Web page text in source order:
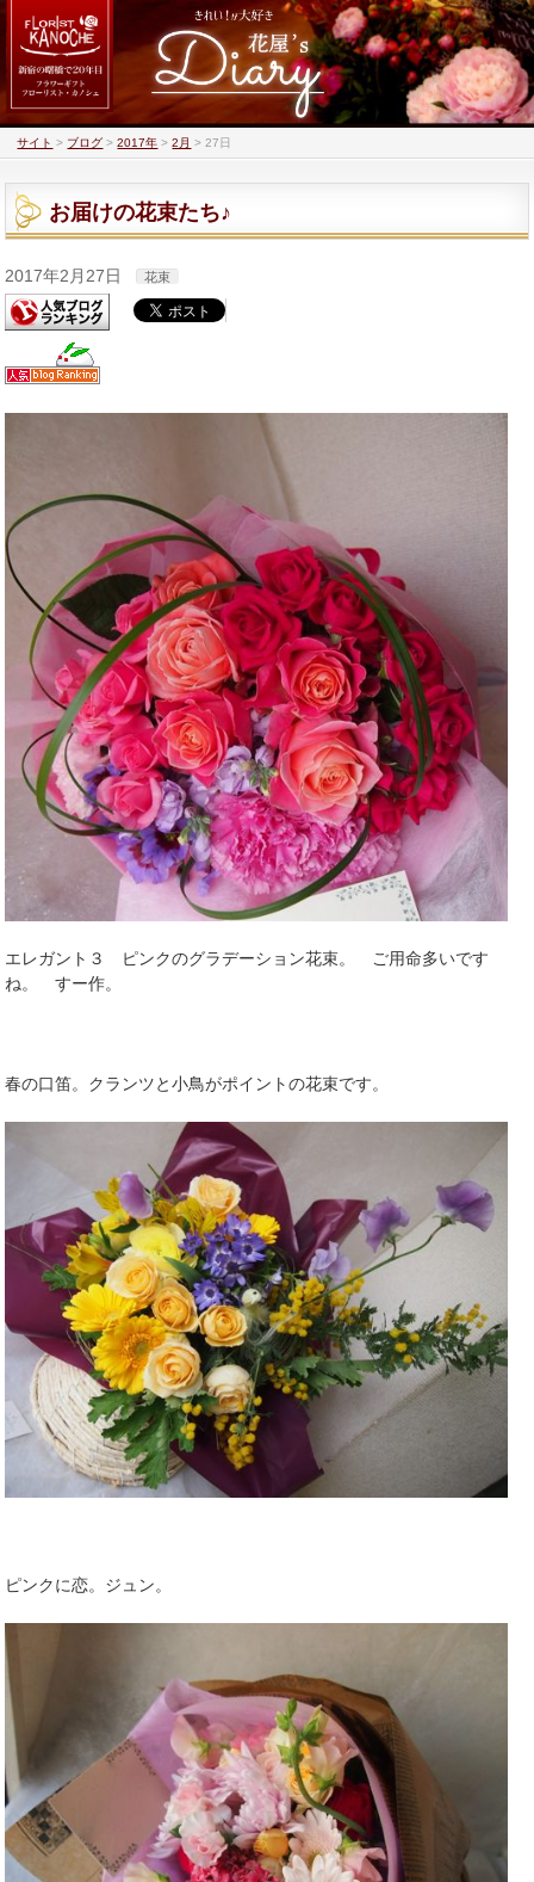
サイト > ブログ >2017年 >2月 >27日
お届けの花束たち♪
2017年2月27日 花束
エレガント３ ピンクのグラデーション花束。 ご用命多いです
ね。 すー作。
春の口笛。クランツと小鳥がポイントの花束です。
ピンクに恋。ジュン。